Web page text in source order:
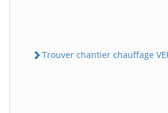
Trouver chantier chauffage